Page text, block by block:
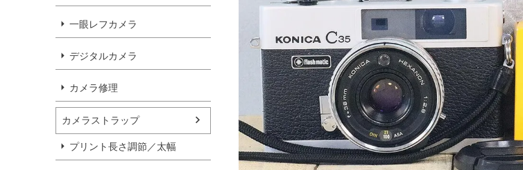
一眼レフカメラ
デジタルカメラ
カメラ修理
カメラストラップ
プリント長さ調節／太幅